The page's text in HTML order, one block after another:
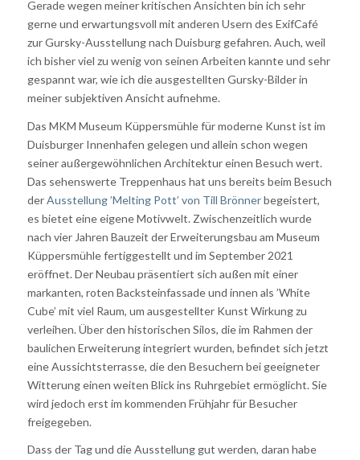
Gerade wegen meiner kritischen Ansichten bin ich sehr
gerne und erwartungsvoll mit anderen Usern des ExifCafé
zur Gursky-Ausstellung nach Duisburg gefahren. Auch, weil
ich bisher viel zu wenig von seinen Arbeiten kannte und sehr
gespannt war, wie ich die ausgestellten Gursky-Bilder in
meiner subjektiven Ansicht aufnehme.
Das MKM Museum Küppersmühle für moderne Kunst ist im
Duisburger Innenhafen gelegen und allein schon wegen
seiner außergewöhnlichen Architektur einen Besuch wert.
Das sehenswerte Treppenhaus hat uns bereits beim Besuch
derAusstellung ’Melting Pott’ von Till Brönnerbegeistert,
es bietet eine eigene Motivwelt. Zwischenzeitlich wurde
nach vier Jahren Bauzeit der Erweiterungsbau am Museum
Küppersmühle fertiggestellt und im September 2021
eröffnet. Der Neubau präsentiert sich außen mit einer
markanten, roten Backsteinfassade und innen als ’White
Cube’ mit viel Raum, um ausgestellter Kunst Wirkung zu
verleihen. Über den historischen Silos, die im Rahmen der
baulichen Erweiterung integriert wurden, befindet sich jetzt
eine Aussichtsterrasse, die den Besuchern bei geeigneter
Witterung einen weiten Blick ins Ruhrgebiet ermöglicht. Sie
wird jedoch erst im kommenden Frühjahr für Besucher
freigegeben.
Dass der Tag und die Ausstellung gut werden, daran habe